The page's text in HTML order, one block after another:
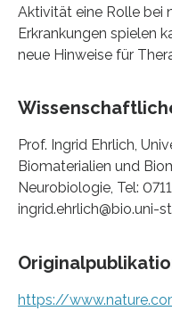
Aktivität eine Rolle bei
Erkrankungen spielen
neue Hinweise für
Prof. Ingrid Ehrlich,
Biomaterialien und
Neurobiologie, Tel:
ingrid.ehrlich@bio.uni-
https://